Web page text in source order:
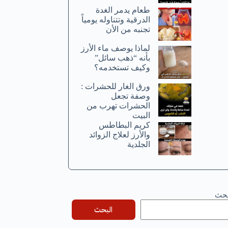
طعام يدمر الغدة
الدرقية وتتناوله يومياً
تجنبه من الأن
لماذا يوصف ماء الأرز
بأنه “ذهب سائل”
وكيف تستخدمه؟
ورق الغار للحشرات :
وصفة تجعل
الحشرات تهرب من
البيت
كريم البطاطس
والأرز لعلاج الزوائد
الجلدية
البحث